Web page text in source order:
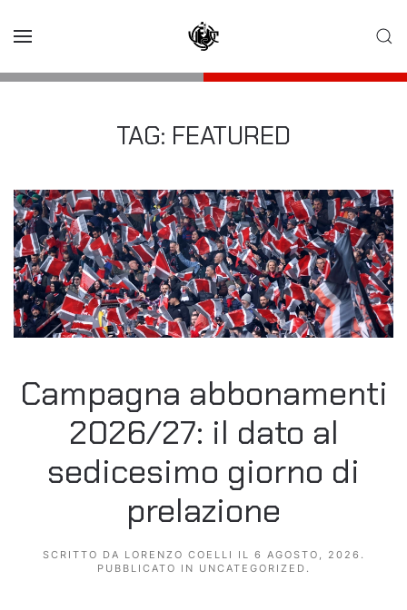
TAG: FEATURED
Campagna abbonamenti
2026/27: il dato al
sedicesimo giorno di
prelazione
SCRITTO DA LORENZO COELLI IL 6 AGOSTO, 2026 .
PUBBLICATO IN UNCATEGORIZED .